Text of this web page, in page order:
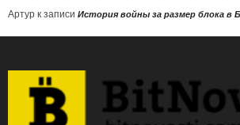
Артур к записи История войны за размер блока в